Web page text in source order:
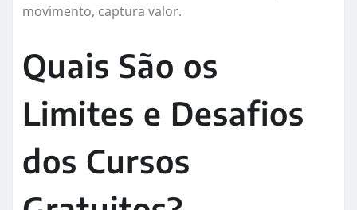
movimento, captura valor.
Quais São os
Limites e Desafios
dos Cursos